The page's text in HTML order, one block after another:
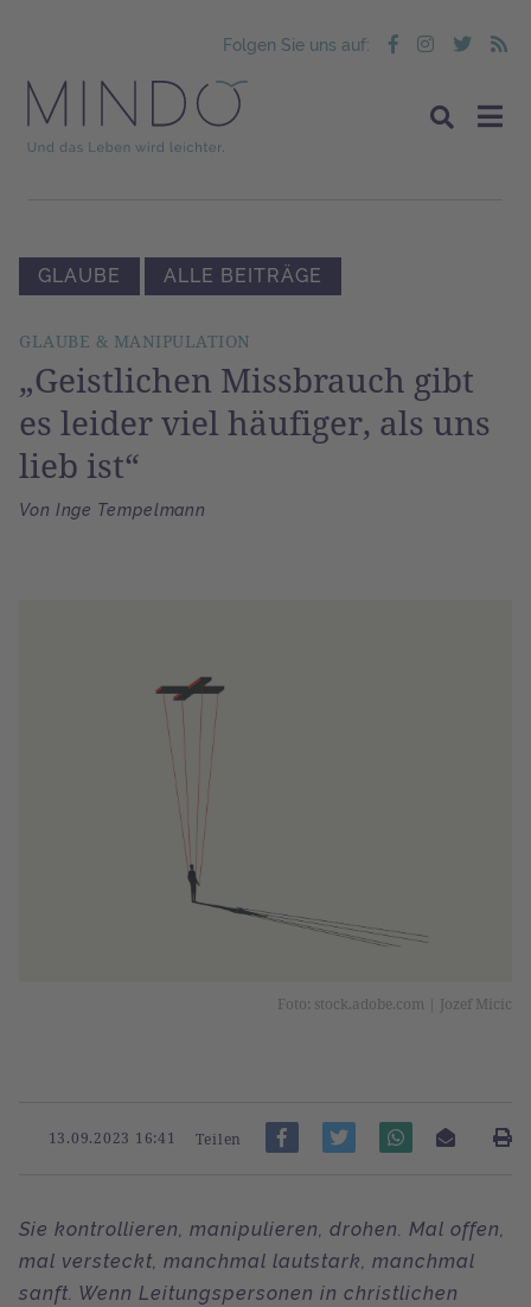
Folgen Sie uns auf:
GLAUBE ALLE BEITRÄGE
GLAUBE & MANIPULATION
„Geistlichen Missbrauch gibt
es leider viel häufiger, als uns
lieb ist“
Von Inge Tempelmann
Foto: stock.adobe.com | Jozef Micic
13.09.2023 16:41 Teilen
Sie kontrollieren, manipulieren, drohen. Mal offen,
mal versteckt, manchmal lautstark, manchmal
sanft. Wenn Leitungspersonen in christlichen